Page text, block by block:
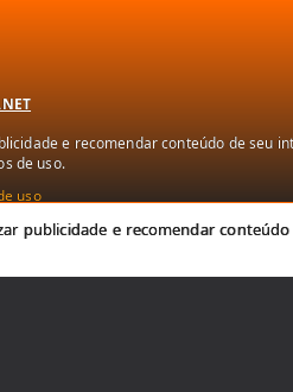
e recomendar conteúdo de seu
de uso.
uso
publicidade e recomendar